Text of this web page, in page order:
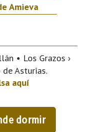
Amieva
• Los Grazos ›
de Asturias.
aquí
dormir